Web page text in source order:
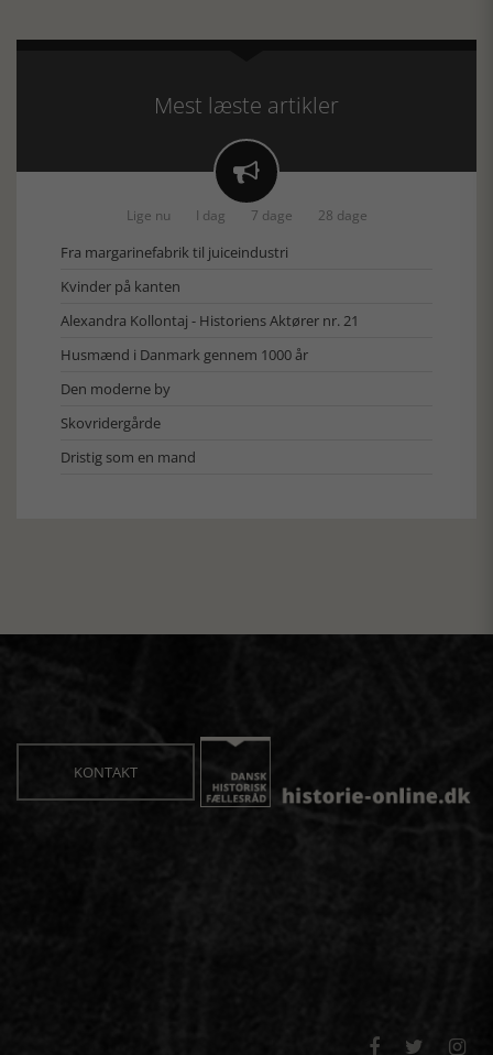
Mest læste artikler

Lige nu I dag 7 dage 28 dage
Fra margarinefabrik til juiceindustri
Kvinder på kanten
Alexandra Kollontaj - Historiens Aktører nr. 21
Husmænd i Danmark gennem 1000 år
Den moderne by
Skovridergårde
Dristig som en mand
KONTAKT
  